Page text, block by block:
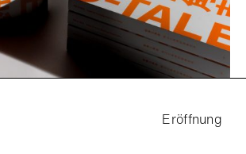
Eröffnung